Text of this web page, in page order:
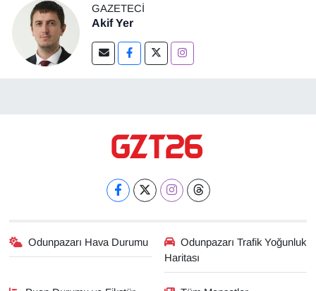
GAZETECI
Akif Yer
Odunpazarı Hava Durumu
Odunpazarı Trafik Yoğunluk
Haritası